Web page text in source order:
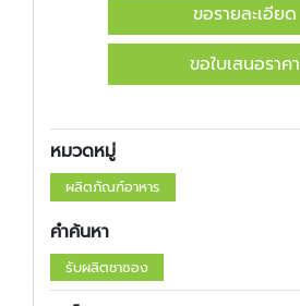
ขอรายละเอียด
ขอใบเสนอราคา
หมวดหมู่
ผลิตภัณฑ์อาหาร
คำค้นหา
รับผลิตชาซอง